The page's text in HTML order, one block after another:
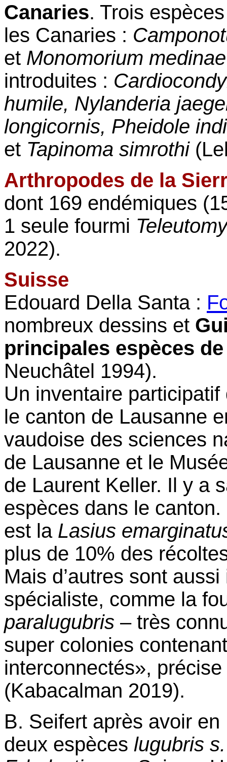
Canaries. Trois
les Canaries :
et Monomorium medinae
introduites :
humile, Nylanderia
longicornis, Pheidole
et Tapinoma simrothi
Arthropodes de la
dont 169 endémiques
1 seule fourmi
2022).
Suisse
Edouard Della Santa :
nombreux dessins et
principales espèces
Neuchâtel 1994).
Un inventaire
le canton de Lausanne
vaudoise des sciences
de Lausanne et le
de Laurent Keller. Il y a
espèces dans le canton.
est la Lasius
plus de 10% des
Mais d’autres sont
spécialiste, comme la
paralugubris – très
super colonies
interconnectés»,
(Kabacalman 2019).
B. Seifert après avoir en
deux espèces lugubris